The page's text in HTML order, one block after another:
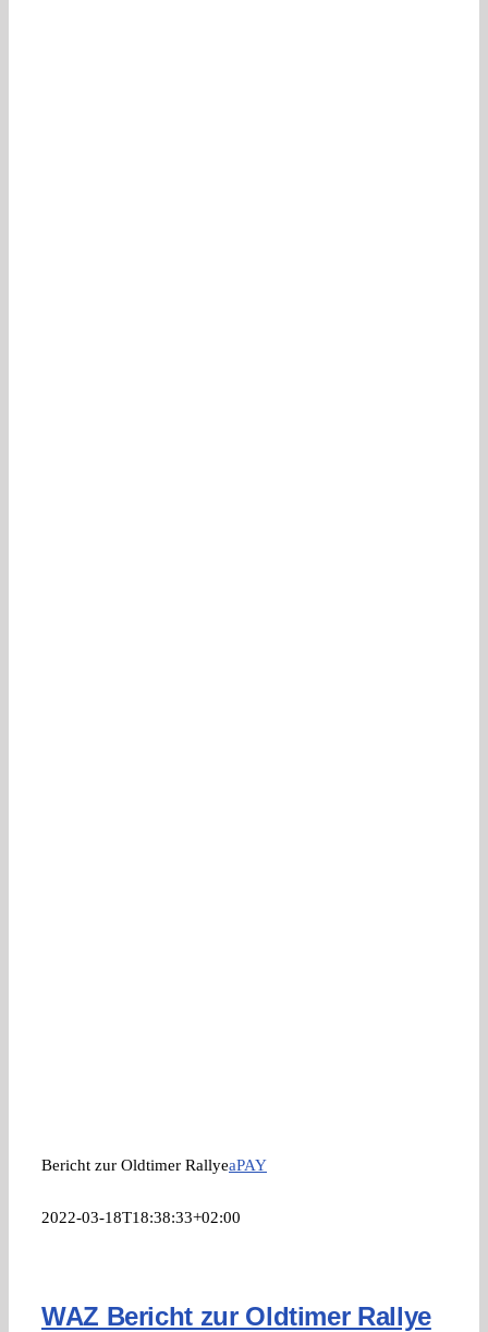
Bericht zur Oldtimer RallyeaPAY
2022-03-18T18:38:33+02:00
WAZ Bericht zur Oldtimer Rallye